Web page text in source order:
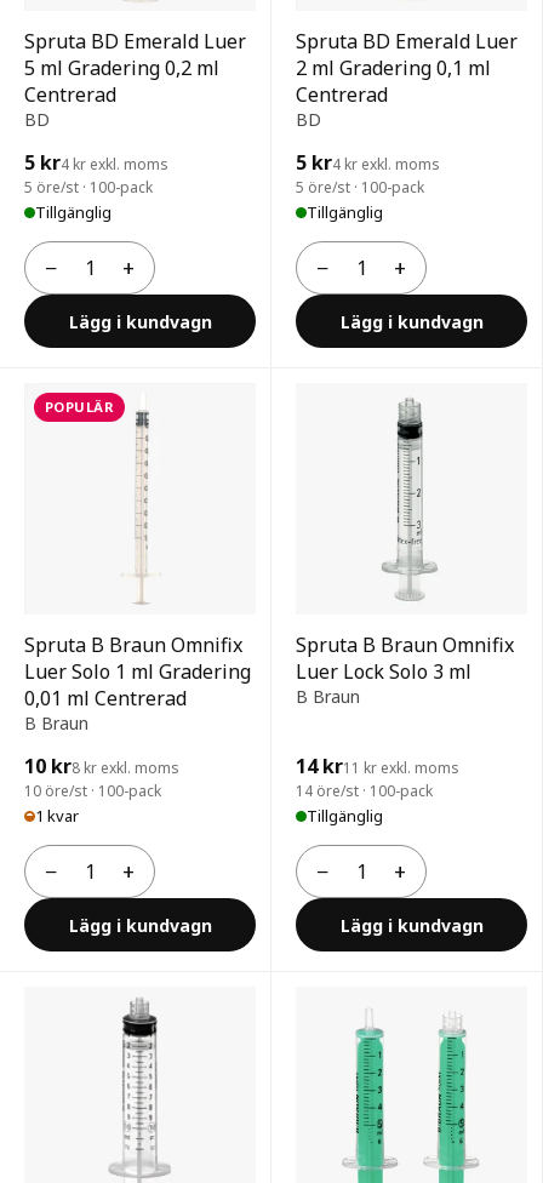
Spruta BD Emerald Luer
5 ml Gradering 0,2 ml
Centrerad
BD
5 kr4 kr exkl. moms
5 öre/st · 100-pack
Tillgänglig
−
Antal +
Lägg i kundvagn
Spruta BD Emerald Luer
2 ml Gradering 0,1 ml
Centrerad
BD
5 kr4 kr exkl. moms
5 öre/st · 100-pack
Tillgänglig
−
Antal +
Lägg i kundvagn
POPULÄR
Spruta B Braun Omnifix
Luer Solo 1 ml Gradering
0,01 ml Centrerad
B Braun
10 kr8 kr exkl. moms
10 öre/st · 100-pack
1 kvar
−
Antal +
Lägg i kundvagn
Spruta B Braun Omnifix
Luer Lock Solo 3 ml
B Braun
14 kr11 kr exkl. moms
14 öre/st · 100-pack
Tillgänglig
−
Antal +
Lägg i kundvagn